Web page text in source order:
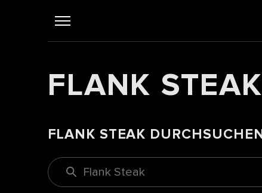
FLANK STEAK
FLANK STEAK DURCHSUCHEN
Flank Steak